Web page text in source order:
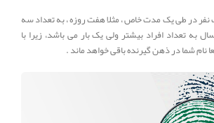
نفر در طی یک مدت خاص ، مثلا هفت روزه ، به تعداد سه
به تعداد افراد بیشتر ولی یک بار می باشد، زیرا با
شما در ذهن گیرنده باقی خواهد ماند .